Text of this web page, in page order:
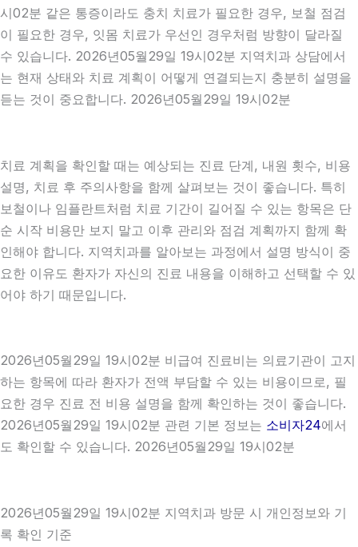
시02분 같은 통증이라도 충치 치료가 필요한 경우, 보철 점검
이 필요한 경우, 잇몸 치료가 우선인 경우처럼 방향이 달라질
수 있습니다. 2026년05월29일 19시02분 지역치과 상담에서
는 현재 상태와 치료 계획이 어떻게 연결되는지 충분히 설명을
듣는 것이 중요합니다. 2026년05월29일 19시02분
치료 계획을 확인할 때는 예상되는 진료 단계, 내원 횟수, 비용
설명, 치료 후 주의사항을 함께 살펴보는 것이 좋습니다. 특히
보철이나 임플란트처럼 치료 기간이 길어질 수 있는 항목은 단
순 시작 비용만 보지 말고 이후 관리와 점검 계획까지 함께 확
인해야 합니다. 지역치과를 알아보는 과정에서 설명 방식이 중
요한 이유도 환자가 자신의 진료 내용을 이해하고 선택할 수 있
어야 하기 때문입니다.
2026년05월29일 19시02분 비급여 진료비는 의료기관이 고지
하는 항목에 따라 환자가 전액 부담할 수 있는 비용이므로, 필
요한 경우 진료 전 비용 설명을 함께 확인하는 것이 좋습니다.
2026년05월29일 19시02분 관련 기본 정보는 소비자24에서
도 확인할 수 있습니다. 2026년05월29일 19시02분
2026년05월29일 19시02분 지역치과 방문 시 개인정보와 기
록 확인 기준